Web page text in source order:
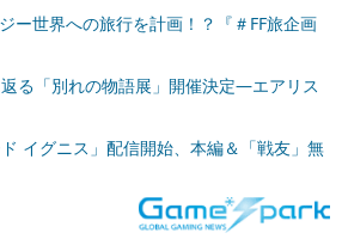
ー世界への旅行を計画！？『＃FF旅企画
返る「別れの物語展」開催決定―エアリス
ド イグニス」配信開始、本編＆「戦友」無